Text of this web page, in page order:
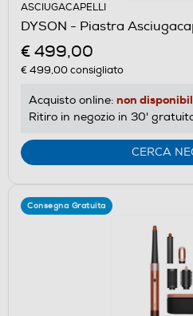
ASCIUGACAPELLI
DYSON - Piastra
€ 499,00
€ 499,00consigliato
Acquisto online: non
Ritiro in negozio in 30'
CERCA
Consegna Gratuita